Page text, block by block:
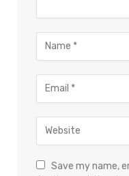
Save my name,